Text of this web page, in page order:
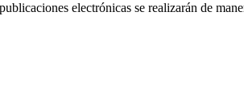
electrónicas se realizarán de